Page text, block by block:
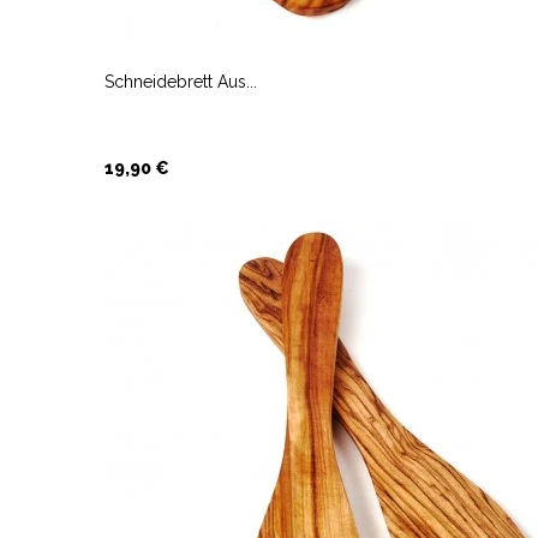
Schneidebrett Aus...
Preis
19,90 €